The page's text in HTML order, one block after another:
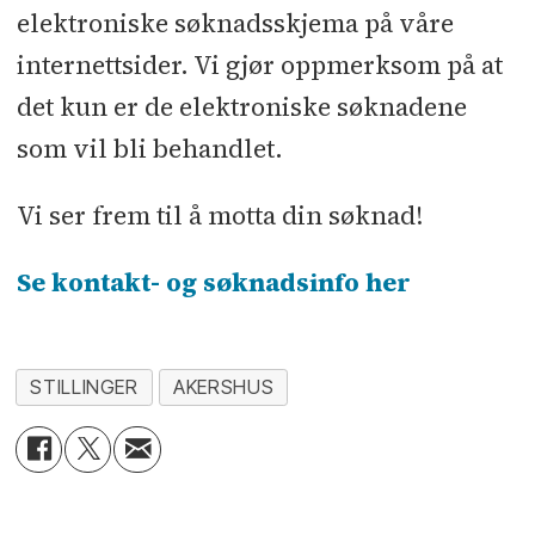
elektroniske søknadsskjema på våre
internettsider. Vi gjør oppmerksom på at
det kun er de elektroniske søknadene
som vil bli behandlet.
Vi ser frem til å motta din søknad!
Se kontakt- og søknadsinfo her
STILLINGER AKERSHUS